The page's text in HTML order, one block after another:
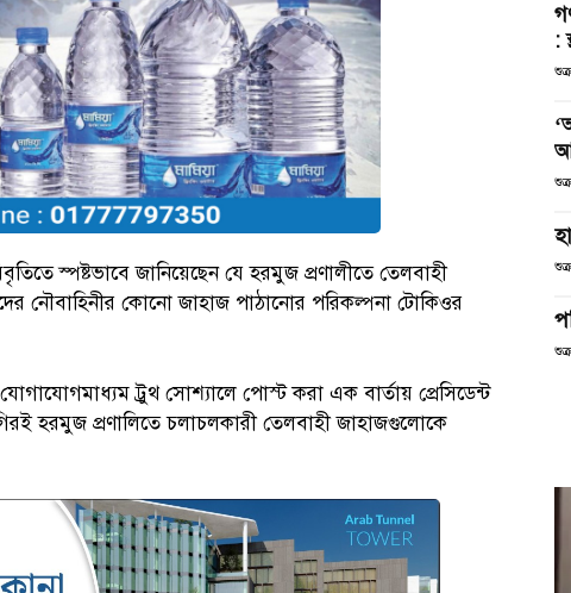
স্পষ্টভাবে জানিয়েছেন যে হরমুজ প্রণালীতে তেলবাহী
নৌবাহিনীর কোনো জাহাজ পাঠানোর পরিকল্পনা টোকিওর
ট্রুথ সোশ্যালে পোস্ট করা এক বার্তায় প্রেসিডেন্ট
হরমুজ প্রণালিতে চলাচলকারী তেলবাহী জাহাজগুলোকে
: